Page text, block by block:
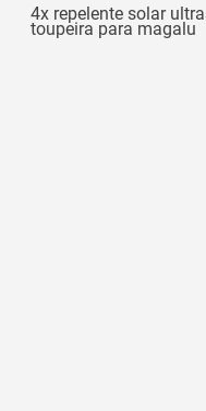
4x repelente solar
toupeira para magalu